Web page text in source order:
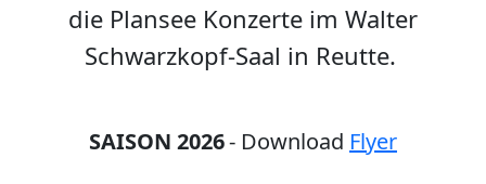
die Plansee Konzerte im Walter
Schwarzkopf-Saal in Reutte.
SAISON 2026- Download Flyer